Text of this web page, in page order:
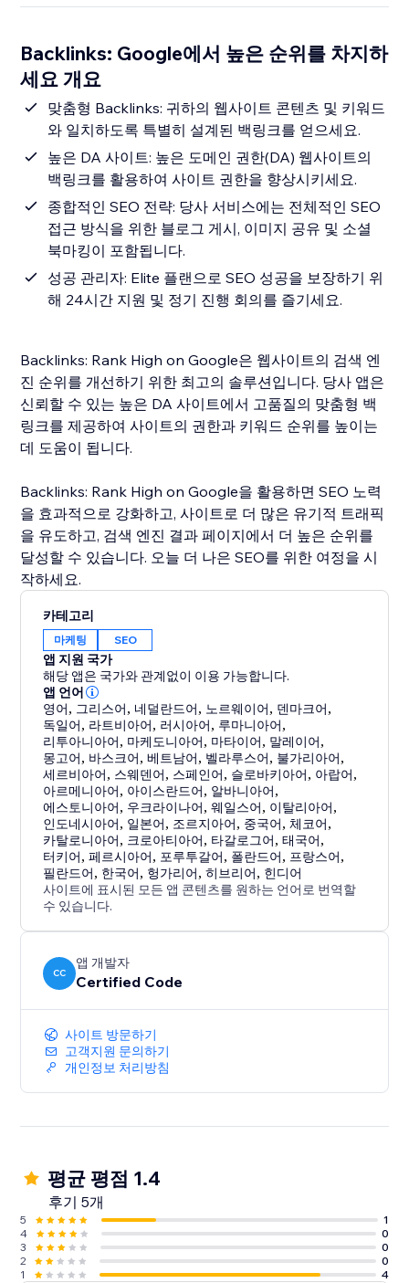
Backlinks: Google에서 높은 순위를 차지하
세요 개요
맞춤형 Backlinks: 귀하의 웹사이트 콘텐츠 및 키워드
와 일치하도록 특별히 설계된 백링크를 얻으세요.
높은 DA 사이트: 높은 도메인 권한(DA) 웹사이트의
백링크를 활용하여 사이트 권한을 향상시키세요.
종합적인 SEO 전략: 당사 서비스에는 전체적인 SEO
접근 방식을 위한 블로그 게시, 이미지 공유 및 소셜
북마킹이 포함됩니다.
성공 관리자: Elite 플랜으로 SEO 성공을 보장하기 위
해 24시간 지원 및 정기 진행 회의를 즐기세요.
Backlinks: Rank High on Google은 웹사이트의 검색 엔
진 순위를 개선하기 위한 최고의 솔루션입니다. 당사 앱은
신뢰할 수 있는 높은 DA 사이트에서 고품질의 맞춤형 백
링크를 제공하여 사이트의 권한과 키워드 순위를 높이는
데 도움이 됩니다.
Backlinks: Rank High on Google을 활용하면 SEO 노력
을 효과적으로 강화하고, 사이트로 더 많은 유기적 트래픽
을 유도하고, 검색 엔진 결과 페이지에서 더 높은 순위를
달성할 수 있습니다. 오늘 더 나은 SEO를 위한 여정을 시
작하세요.
카테고리
마케팅 SEO
앱 지원 국가
해당 앱은 국가와 관계없이 이용 가능합니다.
앱 언어
영어, 그리스어, 네덜란드어, 노르웨이어, 덴마크어,
독일어, 라트비아어, 러시아어, 루마니아어,
리투아니아어, 마케도니아어, 마타이어, 말레이어,
몽고어, 바스크어,베트남어, 벨라루스어, 불가리아어,
세르비아어, 스웨덴어, 스페인어, 슬로바키아어, 아랍어,
아르메니아어, 아이스란드어, 알바니아어,
에스토니아어, 우크라이나어,웨일스어, 이탈리아어,
인도네시아어, 일본어, 조르지아어, 중국어, 체코어,
카탈로니아어, 크로아티아어, 타갈로그어,태국어,
터키어,페르시아어, 포루투갈어, 폴란드어, 프랑스어,
필란드어, 한국어, 헝가리어,히브리어, 힌디어
사이트에 표시된 모든 앱 콘텐츠를 원하는 언어로 번역할
수 있습니다.
CC
앱 개발자
Certified Code
사이트 방문하기
고객지원 문의하기
개인정보 처리방침
평균 평점 1.4
후기 5개
5
1
4
0
3
0
2
0
1
4